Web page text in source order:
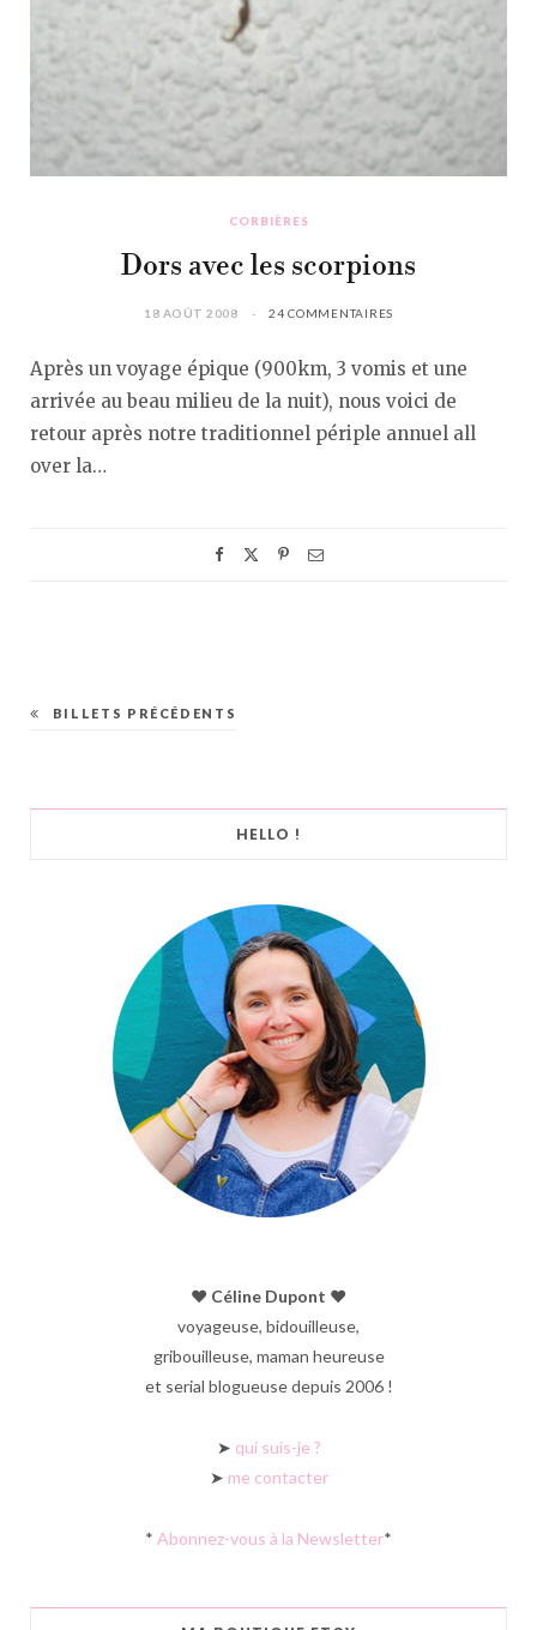
CORBIÈRES
Dors avec les scorpions
18 AOÛT 2008 24 COMMENTAIRES
Après un voyage épique (900km, 3 vomis et une
arrivée au beau milieu de la nuit), nous voici de
retour après notre traditionnel périple annuel all
over la…
BILLETS PRÉCÉDENTS
HELLO !
♥︎ Céline Dupont ♥︎
voyageuse, bidouilleuse,
gribouilleuse, maman heureuse
et serial blogueuse depuis 2006 !
➤ qui suis-je ?
➤ me contacter
* Abonnez-vous à la Newsletter*